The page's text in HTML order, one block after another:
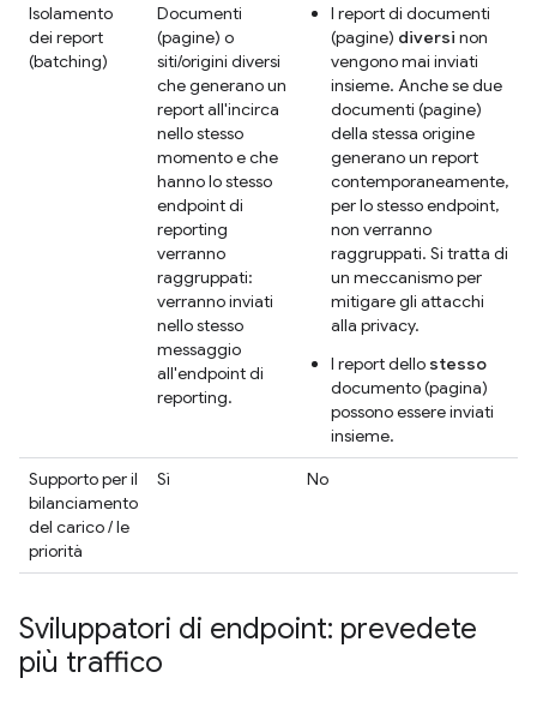
Isolamento
dei report
(batching)
Documenti
(pagine) o
siti/origini diversi
che generano un
report all'incirca
nello stesso
momento e che
hanno lo stesso
endpoint di
reporting
verranno
raggruppati:
verranno inviati
nello stesso
messaggio
all'endpoint di
reporting.
I report di documenti
(pagine) diversi non
vengono mai inviati
insieme. Anche se due
documenti (pagine)
della stessa origine
generano un report
contemporaneamente,
per lo stesso endpoint,
non verranno
raggruppati. Si tratta di
un meccanismo per
mitigare gli attacchi
alla privacy.
I report dello stesso
documento (pagina)
possono essere inviati
insieme.
Supporto per il
bilanciamento
del carico / le
priorità
Sì No
Sviluppatori di endpoint: prevedete
più traffico